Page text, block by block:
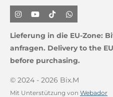
I
n
t
a
r
m
Y
o
T
u
e
T
i
T
o
W
h
a
t
s
p
Lieferung in die EU-Zone:
anfragen. Delivery to the
before purchasing.
© 2024 - 2026 Bix.M
Mit Unterstützung von Webador